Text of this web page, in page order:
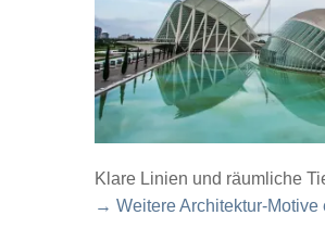
Klare Linien und räumliche
→ Weitere Architektur-Motive